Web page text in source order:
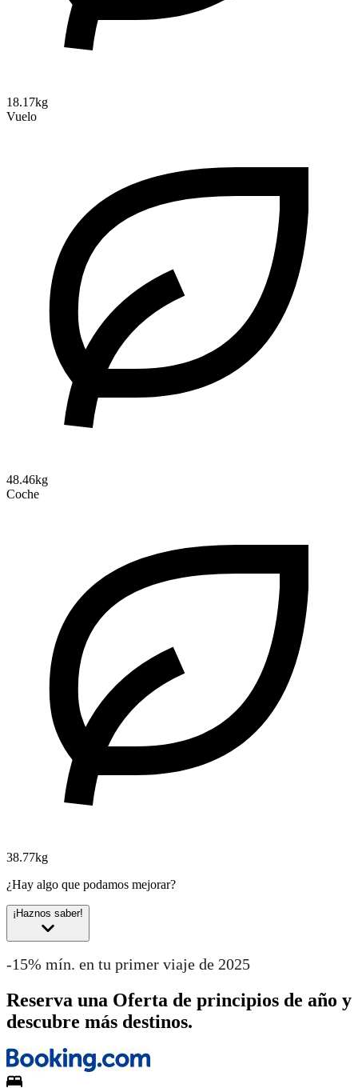
18.17kg
Vuelo
48.46kg
Coche
38.77kg
¿Hay algo que podamos mejorar?
¡Haznos saber!
-15% mín. en tu primer viaje de 2025
Reserva una Oferta de principios de año y
descubre más destinos.